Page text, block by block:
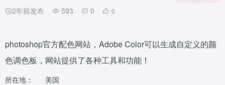
2年前发布 593 0 0
photoshop官方配色网站，Adobe Color可以生成自定义的颜
色调色板，网站提供了各种工具和功能！
所在地：
美国